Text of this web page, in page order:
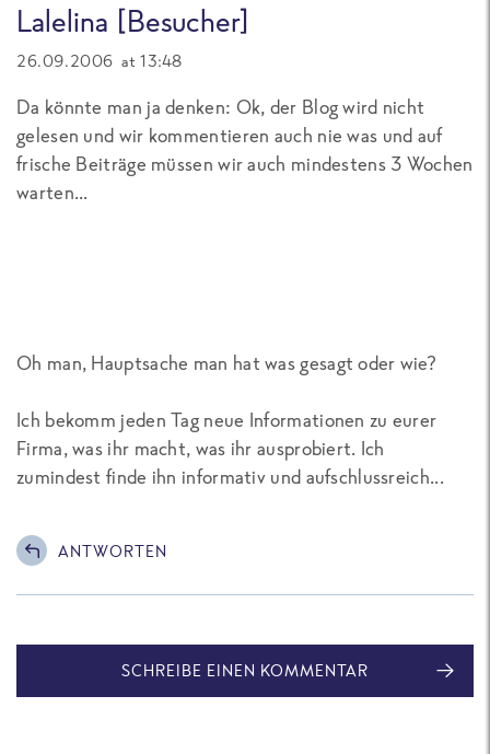
Lalelina [Besucher]
26.09.2006 at 13:48
Da könnte man ja denken: Ok, der Blog wird nicht
gelesen und wir kommentieren auch nie was und auf
frische Beiträge müssen wir auch mindestens 3 Wochen
warten...
Oh man, Hauptsache man hat was gesagt oder wie?
Ich bekomm jeden Tag neue Informationen zu eurer
Firma, was ihr macht, was ihr ausprobiert. Ich
zumindest finde ihn informativ und aufschlussreich...
ANTWORTEN
SCHREIBE EINEN KOMMENTAR